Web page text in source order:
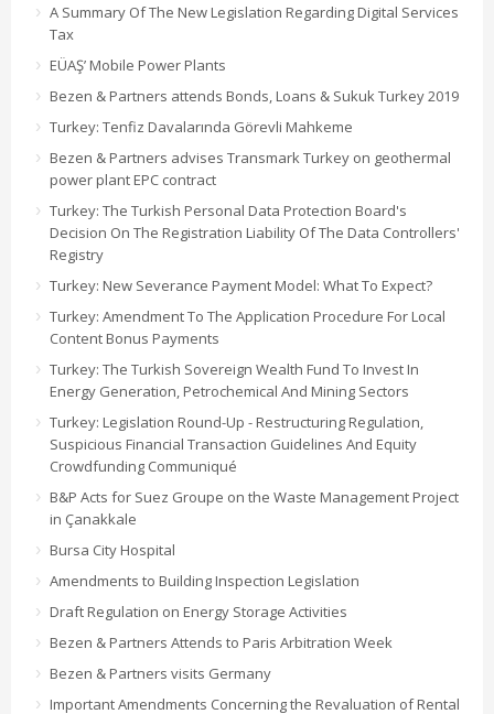
A Summary Of The New Legislation Regarding Digital Services
Tax
EÜAŞ’ Mobile Power Plants
Bezen & Partners attends Bonds, Loans & Sukuk Turkey 2019
Turkey: Tenfiz Davalarında Görevli Mahkeme
Bezen & Partners advises Transmark Turkey on geothermal
power plant EPC contract
Turkey: The Turkish Personal Data Protection Board's
Decision On The Registration Liability Of The Data Controllers'
Registry
Turkey: New Severance Payment Model: What To Expect?
Turkey: Amendment To The Application Procedure For Local
Content Bonus Payments
Turkey: The Turkish Sovereign Wealth Fund To Invest In
Energy Generation, Petrochemical And Mining Sectors
Turkey: Legislation Round-Up - Restructuring Regulation,
Suspicious Financial Transaction Guidelines And Equity
Crowdfunding Communiqué
B&P Acts for Suez Groupe on the Waste Management Project
in Çanakkale
Bursa City Hospital
Amendments to Building Inspection Legislation
Draft Regulation on Energy Storage Activities
Bezen & Partners Attends to Paris Arbitration Week
Bezen & Partners visits Germany
Important Amendments Concerning the Revaluation of Rental